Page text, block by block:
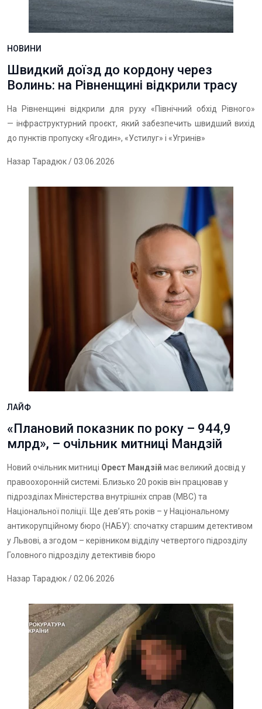
НОВИНИ
Швидкий доїзд до кордону через
Волинь: на Рівненщині відкрили трасу
На Рівненщині відкрили для руху «Північний обхід Рівного»
— інфраструктурний проєкт, який забезпечить швидший вихід
до пунктів пропуску «Ягодин», «Устилуг» і «Угринів»
Назар Тарадюк/ 03.06.2026
ЛАЙФ
«Плановий показник по року – 944,9
млрд», – очільник митниці Мандзій
Новий очільник митниці Орест Мандзій має великий досвід у
правоохоронній системі. Близько 20 років він працював у
підрозділах Міністерства внутрішніх справ (МВС) та
Національної поліції. Ще девʼять років – у Національному
антикорупційному бюро (НАБУ): спочатку старшим детективом
у Львові, а згодом – керівником відділу четвертого підрозділу
Головного підрозділу детективів бюро
Назар Тарадюк/ 02.06.2026